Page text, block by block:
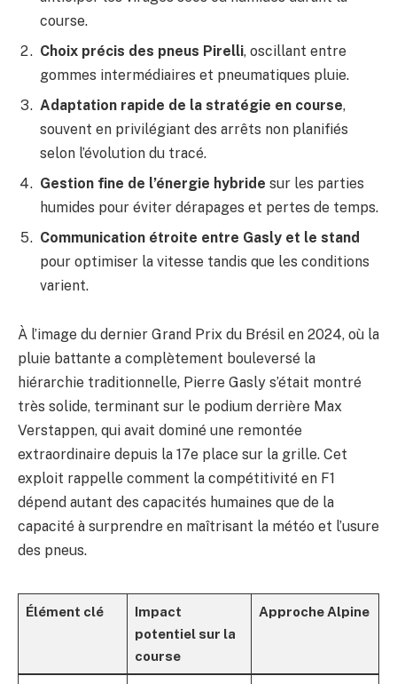
course.
Choix précis des pneus Pirelli, oscillant entre
gommes intermédiaires et pneumatiques pluie.
Adaptation rapide de la stratégie en course,
souvent en privilégiant des arrêts non planifiés
selon l’évolution du tracé.
Gestion fine de l’énergie hybride sur les parties
humides pour éviter dérapages et pertes de temps.
Communication étroite entre Gasly et le stand
pour optimiser la vitesse tandis que les conditions
varient.
À l’image du dernier Grand Prix du Brésil en 2024, où la
pluie battante a complètement bouleversé la
hiérarchie traditionnelle, Pierre Gasly s’était montré
très solide, terminant sur le podium derrière Max
Verstappen, qui avait dominé une remontée
extraordinaire depuis la 17e place sur la grille. Cet
exploit rappelle comment la compétitivité en F1
dépend autant des capacités humaines que de la
capacité à surprendre en maîtrisant la météo et l’usure
des pneus.
Élément clé
Impact
potentiel sur la
course
Approche Alpine